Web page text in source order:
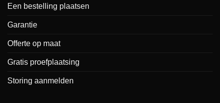
Een bestelling plaatsen
Garantie
Offerte op maat
Gratis proefplaatsing
Storing aanmelden